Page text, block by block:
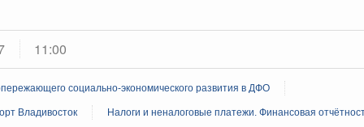
11:00
социально-экономического развития в ДФО
Владивосток Налоги и неналоговые платежи. Финансовая
Национальные проекты